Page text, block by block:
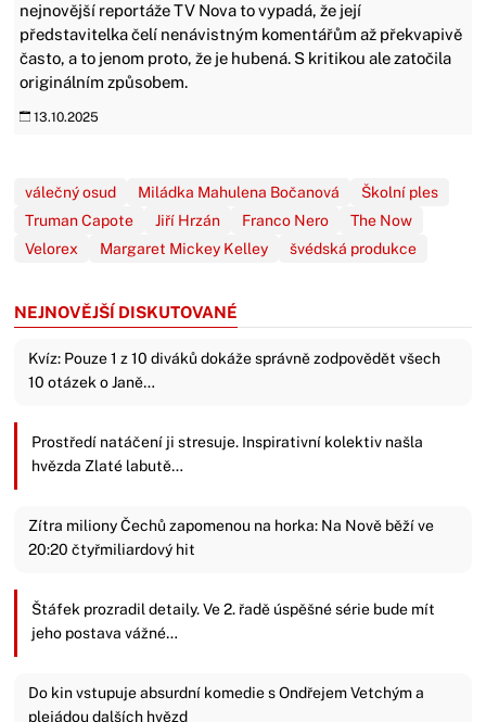
nejnovější reportáže TV Nova to vypadá, že její
představitelka čelí nenávistným komentářům až překvapivě
často, a to jenom proto, že je hubená. S kritikou ale zatočila
originálním způsobem.
13.10.2025
válečný osud Miládka Mahulena Bočanová
Školní ples
Truman Capote
Jiří Hrzán Franco Nero
The Now
Velorex
Margaret Mickey Kelley švédská produkce
NEJNOVĚJŠÍ DISKUTOVANÉ
Kvíz: Pouze 1 z 10 diváků dokáže správně zodpovědět všech
10 otázek o Janě…
Prostředí natáčení ji stresuje. Inspirativní kolektiv našla
hvězda Zlaté labutě…
Zítra miliony Čechů zapomenou na horka: Na Nově běží ve
20:20 čtyřmiliardový hit
Štáfek prozradil detaily. Ve 2. řadě úspěšné série bude mít
jeho postava vážné…
Do kin vstupuje absurdní komedie s Ondřejem Vetchým a
plejádou dalších hvězd